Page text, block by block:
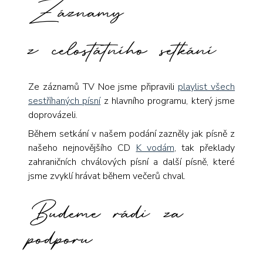
Záznamy
z celostátního setkání
Ze záznamů TV Noe jsme připravili playlist všech
sestříhaných písníz hlavního programu, který jsme
doprovázeli.
Během setkání v našem podání zazněly jak písně z
našeho nejnovějšího CD K vodám, tak překlady
zahraničních chválových písní a další písně, které
jsme zvyklí hrávat během večerů chval.
Budeme rádi za
podporu